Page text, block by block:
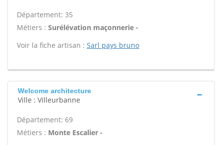
Département: 35
Métiers : Surélévation maçonnerie -
Voir la fiche artisan : Sarl pays bruno
Welcome architecture
Ville : Villeurbanne
Département: 69
Métiers : Monte Escalier -